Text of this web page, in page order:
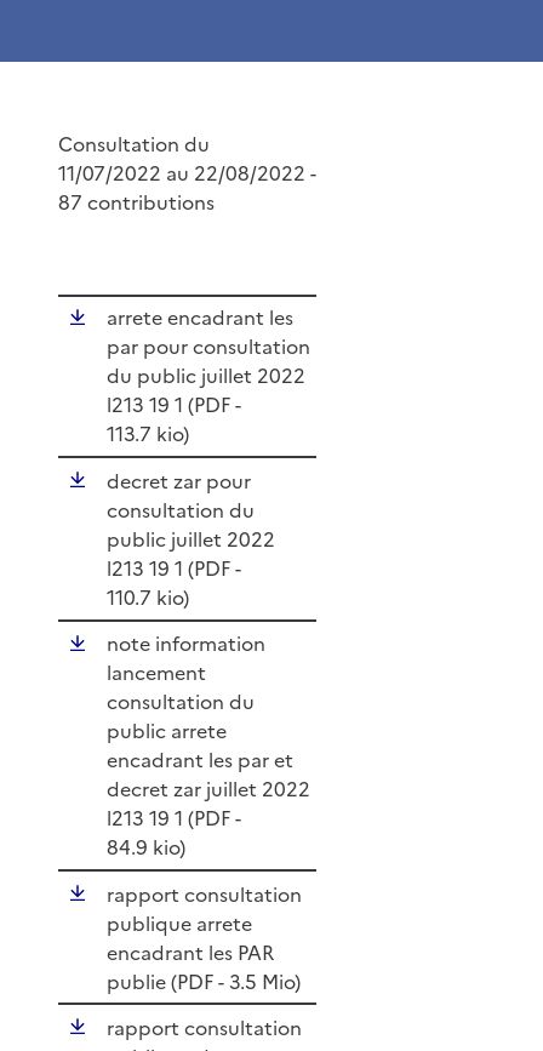
Consultation du
11/07/2022 au 22/08/2022 -
87 contributions
arrete encadrant les
par pour consultation
du public juillet 2022
l213 19 1 (PDF-
113.7 kio)
decret zar pour
consultation du
public juillet 2022
l213 19 1 (PDF-
110.7 kio)
note information
lancement
consultation du
public arrete
encadrant les par et
decret zar juillet 2022
l213 19 1 (PDF-
84.9 kio)
rapport consultation
publique arrete
encadrant les PAR
publie (PDF- 3.5 Mio)
rapport consultation